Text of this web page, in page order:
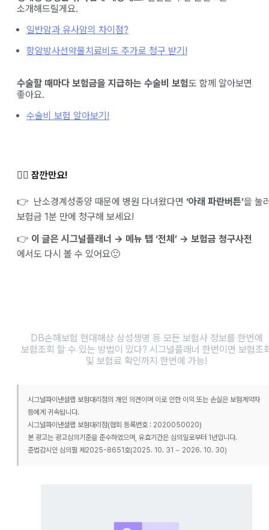
소개해드릴게요.
일반암과 유사암의 차이점?
항암방사선약물치료비도 추가로 청구 받기!
수술할 때마다 보험금을 지급하는 수술비 보험도 함께 알아보면
좋아요.
수술비 보험 알아보기!
✋🏻 잠깐만요!
👉 난소경계성종양 때문에 병원 다녀왔다면 ‘아래 파란버튼’을 눌
보험금 1분 만에 청구해 보세요!
👉 이 글은 시그널플래너 → 메뉴 탭 ‘전체’ → 보험금 청구사전
에서도 다시 볼 수 있어요🙂
DB손해보험 현대해상 삼성생명 등 모든 보험사 정보를 한번에
보험조회 할 수 있는 방법이 있다? 시그널플래너 한번이면 보험조
및 보험료 확인까지 한번에 가능!
시그널파이낸셜랩 보험대리점의 개인 의견이며 이로 인한 이익 또는 손실은 보험계약자
등에게 귀속됩니다.
시그널파이낸셜랩 보험대리점(협회 등록번호 : 2020050020)
본 광고는 광고심의기준을 준수하였으며, 유효기간은 심의일로부터 1년입니다.
준법감시인 심의필 제2025-8651호(2025. 10. 31 ~ 2026. 10. 30)